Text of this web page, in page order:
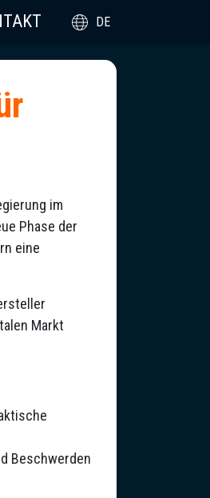
DE
im
Phase der
eine
Markt
Beschwerden